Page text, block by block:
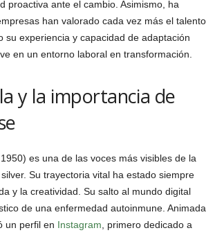
proactiva ante el cambio. Asimismo, ha
han valorado cada vez más el talento
su experiencia y capacidad de adaptación
en un entorno laboral en transformación.
y la importancia de
es una de las voces más visibles de la
Su trayectoria vital ha estado siempre
y la creatividad. Su salto al mundo digital
de una enfermedad autoinmune. Animada
un perfil en Instagram, primero dedicado a